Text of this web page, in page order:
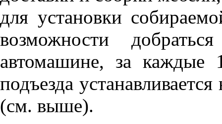
для установки
возможности
автомашине, за каждые
подъезда
(см. выше).